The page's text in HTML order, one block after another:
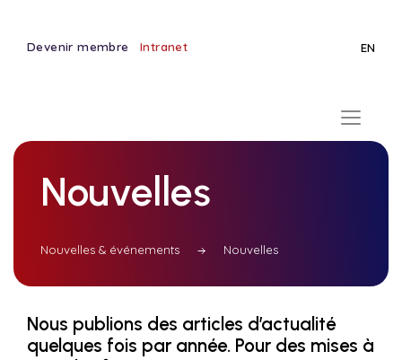
Devenir membre Intranet EN
Nouvelles
Nouvelles & événements Nouvelles
Nous publions des articles d’actualité
quelques fois par année. Pour des mises à